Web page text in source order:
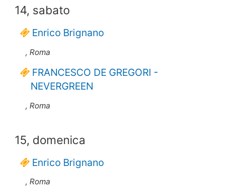
14, sabato
Enrico Brignano
, Roma
FRANCESCO DE GREGORI -
NEVERGREEN
, Roma
15, domenica
Enrico Brignano
, Roma